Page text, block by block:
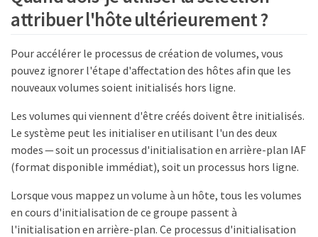
attribuer l'hôte ultérieurement ?
Pour accélérer le processus de création de volumes, vous
pouvez ignorer l'étape d'affectation des hôtes afin que les
nouveaux volumes soient initialisés hors ligne.
Les volumes qui viennent d'être créés doivent être initialisés.
Le système peut les initialiser en utilisant l'un des deux
modes — soit un processus d'initialisation en arrière-plan IAF
(format disponible immédiat), soit un processus hors ligne.
Lorsque vous mappez un volume à un hôte, tous les volumes
en cours d'initialisation de ce groupe passent à
l'initialisation en arrière-plan. Ce processus d'initialisation